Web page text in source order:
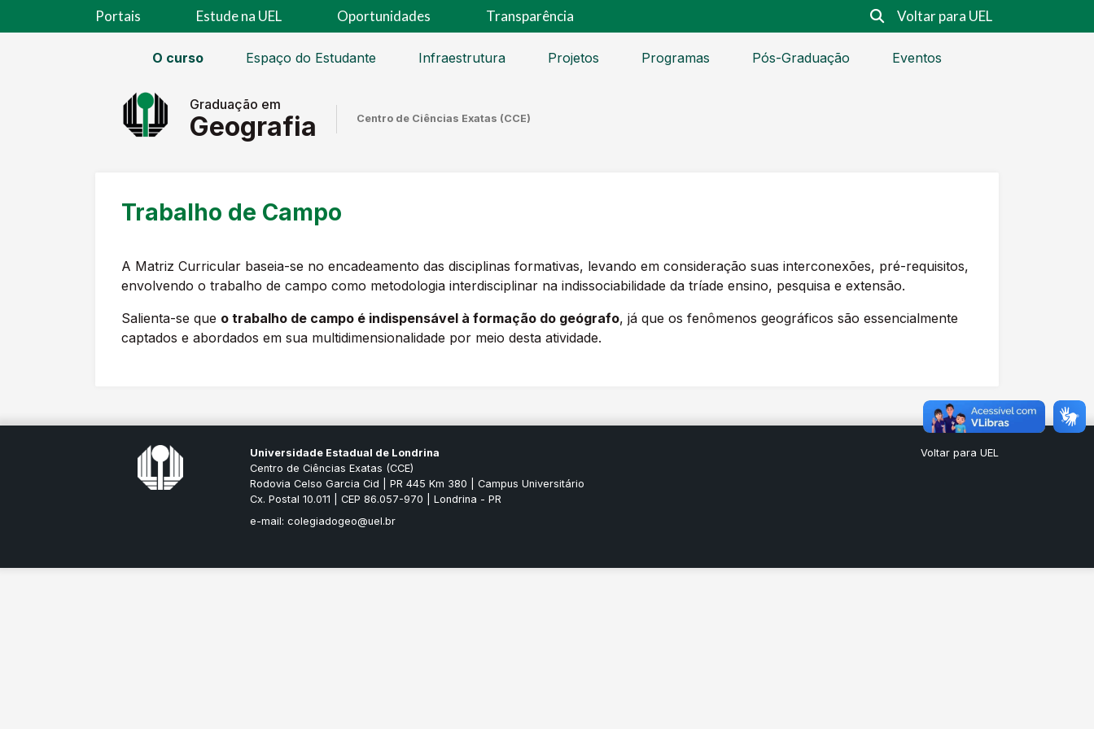
Portais Estude na UEL Oportunidades Transparência Voltar para UEL
O curso Espaço do Estudante Infraestrutura Projetos Programas Pós-Graduação Eventos
Graduação em
Geografia Centro de Ciências Exatas (CCE)
Trabalho de Campo
A Matriz Curricular baseia-se no encadeamento das disciplinas formativas, levando em consideração suas interconexões, pré-requisitos,
envolvendo o trabalho de campo como metodologia interdisciplinar na indissociabilidade da tríade ensino, pesquisa e extensão.
Salienta-se que o trabalho de campo é indispensável à formação do geógrafo, já que os fenômenos geográficos são essencialmente
captados e abordados em sua multidimensionalidade por meio desta atividade.
Universidade Estadual de Londrina
Centro de Ciências Exatas (CCE)
Rodovia Celso Garcia Cid | PR 445 Km 380 | Campus Universitário
Cx. Postal 10.011 | CEP 86.057-970 | Londrina - PR
e-mail: colegiadogeo@uel.br
Voltar para UEL